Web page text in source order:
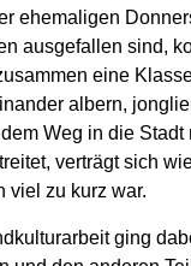
ehemaligen
ausgefallen sind,
eine
albern,
Weg in die
verträgt sich
viel zu kurz war.
ging